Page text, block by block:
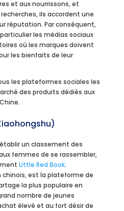
et aux nourrissons, et
ils accordent une
réputation. Par conséquent,
les médias sociaux
où les marques doivent
les bienfaits de leur
les plateformes sociales les
des produits dédiés aux
un classement des
femmes de se rassembler,
Little Red Book.
chinois, est la plateforme de
la plus populaire en
nombre de jeunes
élevé et au fort désir de